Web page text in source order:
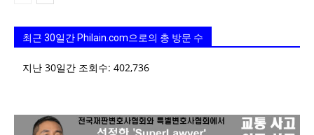
최근 30일간 Philain.com으로의 총 방문 수
지난 30일간 조회수: 402,736